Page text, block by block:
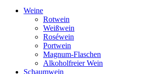
Weine
Rotwein
Weißwein
Roséwein
Portwein
Magnum-Flaschen
Alkoholfreier Wein
Schaumwein